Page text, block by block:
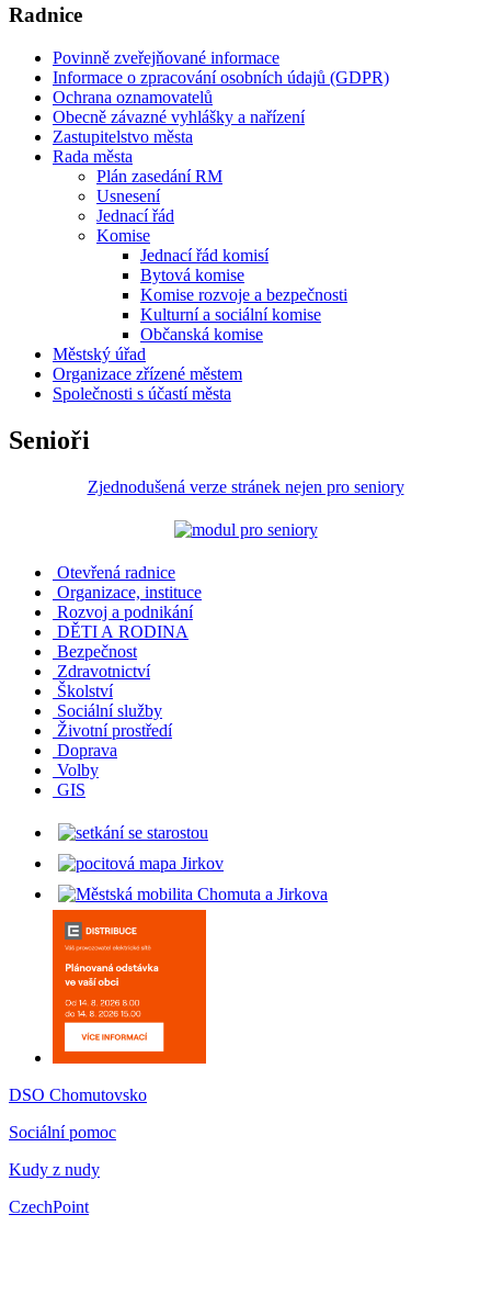
Radnice
Povinně zveřejňované informace
Informace o zpracování osobních údajů (GDPR)
Ochrana oznamovatelů
Obecně závazné vyhlášky a nařízení
Zastupitelstvo města
Rada města
Plán zasedání RM
Usnesení
Jednací řád
Komise
Jednací řád komisí
Bytová komise
Komise rozvoje a bezpečnosti
Kulturní a sociální komise
Občanská komise
Městský úřad
Organizace zřízené městem
Společnosti s účastí města
Senioři
Zjednodušená verze stránek nejen pro seniory
Otevřená radnice
Organizace, instituce
Rozvoj a podnikání
DĚTI A RODINA
Bezpečnost
Zdravotnictví
Školství
Sociální služby
Životní prostředí
Doprava
Volby
GIS
DSO Chomutovsko
Sociální pomoc
Kudy z nudy
CzechPoint